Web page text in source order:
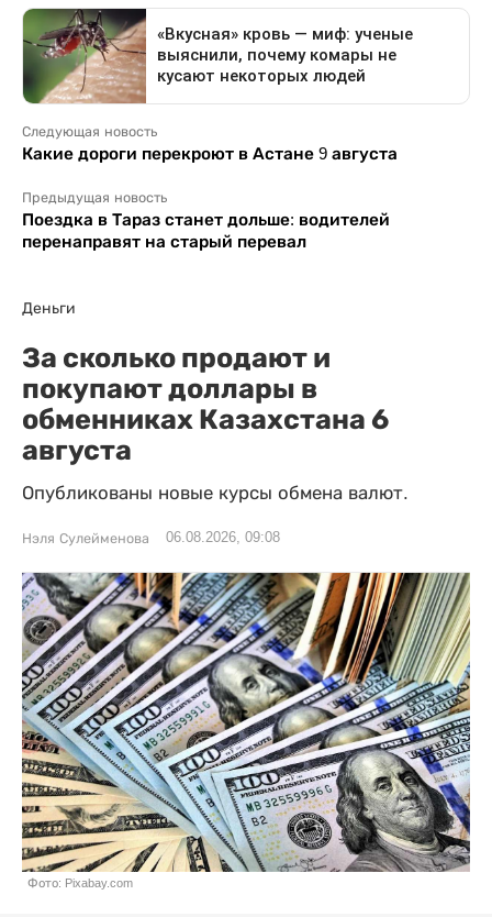
Следующая новость
Какие дороги перекроют в Астане 9 августа
Предыдущая новость
Поездка в Тараз станет дольше: водителей
перенаправят на старый перевал
Деньги
За сколько продают и
покупают доллары в
обменниках Казахстана 6
августа
Опубликованы новые курсы обмена валют.
Нэля Сулейменова 06.08.2026, 09:08
Фото: Pixabay.com